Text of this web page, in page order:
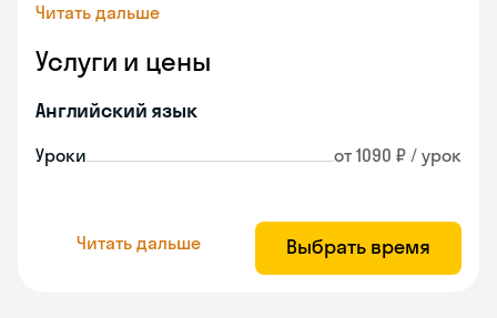
Читать дальше
Услуги и цены
Английский язык
Уроки от 1090 ₽ / урок
Читать дальше Выбрать время